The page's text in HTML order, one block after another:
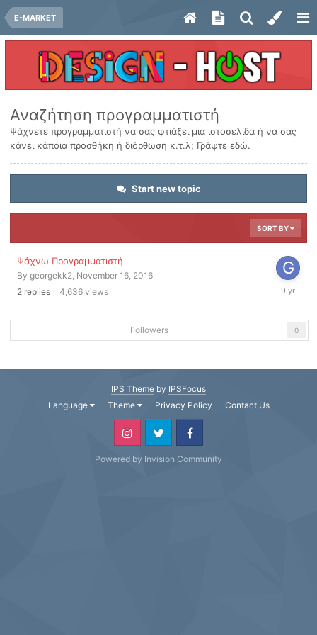
E-MARKET
Αναζήτηση προγραμματιστή
Ψάχνετε προγραμματιστή να σας φτιάξει μια ιστοσελίδα ή να σας
κάνει κάποια προσθήκη ή διόρθωση κ.τ.λ; Γράψτε εδώ.
Start new topic
SORT BY
Ψάχνω Προγραμματιστή
By georgekk2, November 16, 2016
2 replies 4,636 views
November
Followers
0
IPS Theme by IPSFocus
Language
Theme Privacy Policy Contact Us
Powered by Invision Community